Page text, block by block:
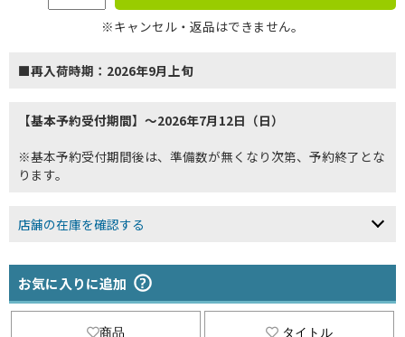
※キャンセル・返品はできません。
■再入荷時期：2026年9月上旬
【基本予約受付期間】～2026年7月12日（日）
※基本予約受付期間後は、準備数が無くなり次第、予約終了とな
ります。
店舗の在庫を確認する
お気に入りに追加
商品 タイトル